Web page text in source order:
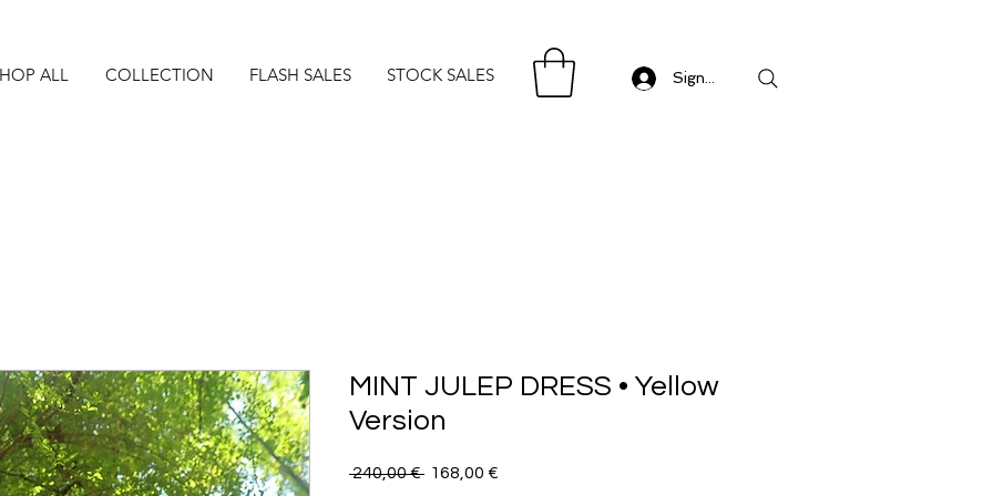
ALL COLLECTION FLASH SALES STOCK SALES Sign in/ Log in
MINT JULEP DRESS • Yellow
Version
240,00 € Precio
168,00 €